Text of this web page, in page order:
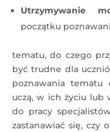
Utrzymywanie
początku
tematu, do czego
być trudne dla
poznawania tematu
uczą, w ich życiu lub
do pracy
zastanawiać się, czy